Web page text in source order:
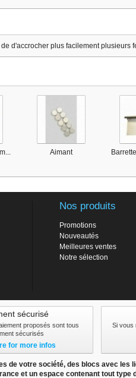
d'accrocher plus facilement plusieurs
Aimant
Nos produits
Promotions
Nouveautés
Meilleures ventes
Notre sélection
sécurisé
proposés sont tous
sécurisés
for more infos
Si vous
de votre société, des blocs avec
et un espace contenant tout type